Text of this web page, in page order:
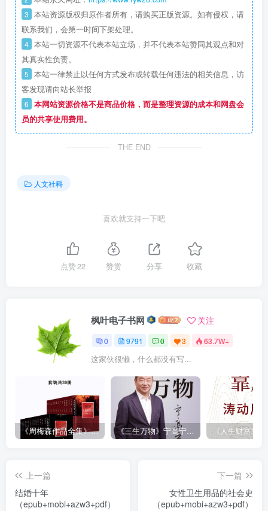
3 本站资源版权归原作者所有，请购买正版资源。如有侵权，请
联系我们，会第一时间下架处理。
4 本站一切资源不代表本站立场，并不代表本站赞同其观点和对
其真实性负责。
5 本站一律禁止以任何方式发布或转载任何违法的相关信息，访
客发现请向站长举报
6 本网站资源价格不是商品价格，而是整理资源的成本和网盘会
员的共享使用费用。
THE END
人文社科
喜欢就支持一下吧
点赞22 赞赏 分享 收藏
枫叶电子书网 关注
0 9791 0 3 63.7W+
这家伙很懒，什么都没有写...
《周梅森作品全集》[共30册] 《三生万物》宁高宁（epub+mobi+azw3+pdf）
上一篇
结婚十年
（epub+mobi+azw3+pdf）
下一篇
女性卫生用品的社会史
（epub+mobi+azw3+pdf）